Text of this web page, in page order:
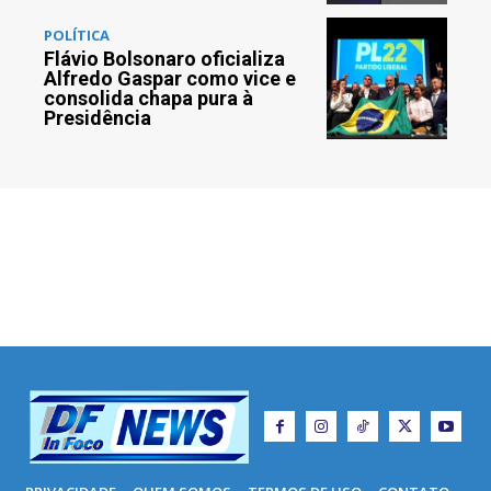
POLÍTICA
Flávio Bolsonaro oficializa
Alfredo Gaspar como vice e
consolida chapa pura à
Presidência